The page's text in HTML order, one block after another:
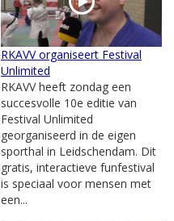
RKAVV organiseert Festival
Unlimited
RKAVV heeft zondag een
succesvolle 10e editie van
Festival Unlimited
georganiseerd in de eigen
sporthal in Leidschendam. Dit
gratis, interactieve funfestival
is speciaal voor mensen met
een...